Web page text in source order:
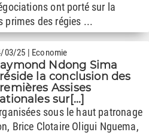
ont porté sur la
primes des régies ...
03/25 | Economie
Ndong Sima
la conclusion des
Assises
sur[...]
sous le haut patronage
Brice Clotaire Oligui Nguema,